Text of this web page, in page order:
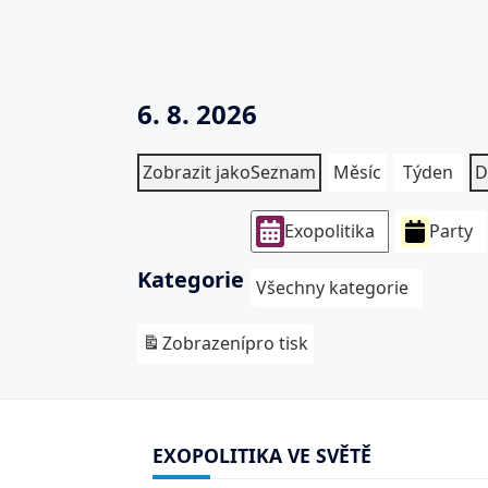
6. 8. 2026
Zobrazit jakoSeznam Měsíc Týden
Kategorie
Exopolitika Party
Všechny kategorie
Zobrazenípro tisk
EXOPOLITIKA VE SVĚTĚ